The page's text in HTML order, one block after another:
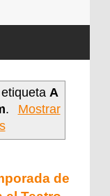
A
.
Mostrar
de